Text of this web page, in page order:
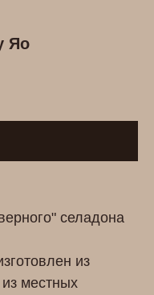
Яо
селадона
из
из местных